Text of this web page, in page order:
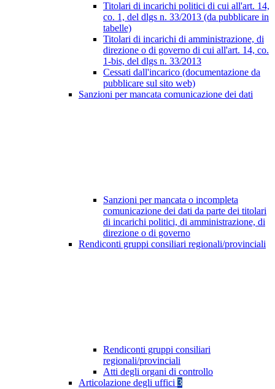
Titolari di incarichi politici di cui all'art. 14,
co. 1, del dlgs n. 33/2013 (da pubblicare in
tabelle)
Titolari di incarichi di amministrazione, di
direzione o di governo di cui all'art. 14, co.
1-bis, del dlgs n. 33/2013
Cessati dall'incarico (documentazione da
pubblicare sul sito web)
Sanzioni per mancata comunicazione dei dati
Sanzioni per mancata o incompleta
comunicazione dei dati da parte dei titolari
di incarichi politici, di amministrazione, di
direzione o di governo
Rendiconti gruppi consiliari regionali/provinciali
Rendiconti gruppi consiliari
regionali/provinciali
Atti degli organi di controllo
Articolazione degli uffici 3